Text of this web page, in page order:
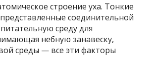
строение уха. Тонкие
соединительной
среду для
небную занавеску,
среды — все эти факторы